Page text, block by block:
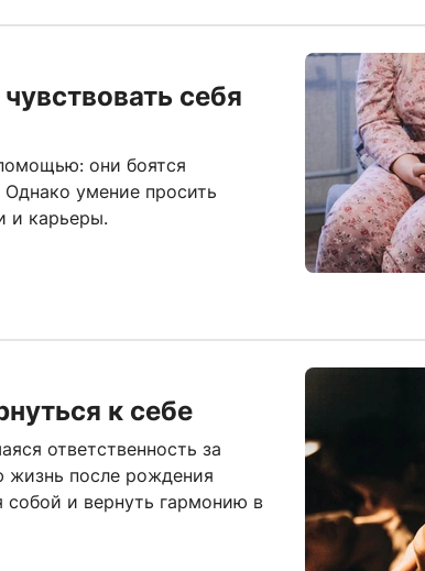
себя
они боятся
умение просить
и карьеры.
к себе
ответственность за
после рождения
собой и вернуть гармонию в